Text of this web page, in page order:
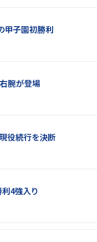
甲子園初勝利
腕が登場
役続行を決断
4強入り